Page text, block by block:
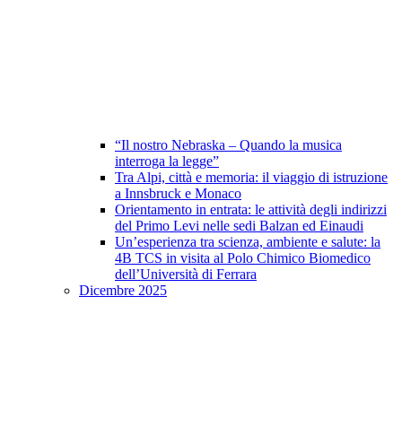
“Il nostro Nebraska – Quando la musica
interroga la legge”
Tra Alpi, città e memoria: il viaggio di istruzione
a Innsbruck e Monaco
Orientamento in entrata: le attività degli indirizzi
del Primo Levi nelle sedi Balzan ed Einaudi
Un’esperienza tra scienza, ambiente e salute: la
4B TCS in visita al Polo Chimico Biomedico
dell’Università di Ferrara
Dicembre 2025